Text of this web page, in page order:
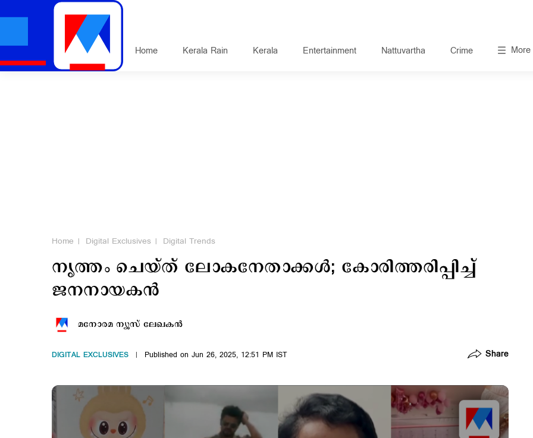
Home Kerala Rain Kerala Entertainment Nattuvartha Crime More
Home Digital Exclusives Digital Trends
നൃത്തം ചെയ്ത് ലോകനേതാക്കള്‍; കോരിത്തരിപ്പിച്ച്
ജനനായകന്‍
മനോരമ ന്യൂസ് ലേഖകന്‍
DIGITAL EXCLUSIVES Published on Jun 26, 2025, 12:51 PM IST Share